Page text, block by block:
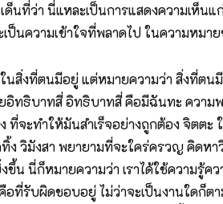
ด็นที่ว่า นี่แหละเป็นการแสดงความเห็นแ
ป็นความเข้าใจที่พลาดไป ในความหมา
นสิ่งที่ตนมีอยู่ แต่หมายความว่า สิ่งที่ตน
อิทธิบาทสี่ อิทธิบาทสี่ คือมีฉันทะ ความ
ที่จะทำให้มันสำเร็จอย่างถูกต้อง จิตตะ
ง วิมังสา พยายามที่จะใคร่ครวญ คิดห
น นี่ก็หมายความว่า เราได้ใช้ความรู้ค
ที่รับผิดชอบอยู่ ไม่ว่าจะเป็นงานใดก็ต